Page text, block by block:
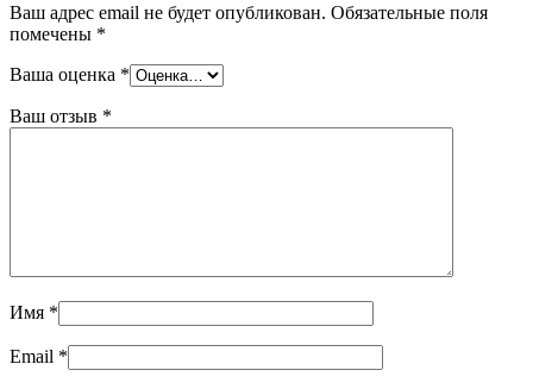
Ваш адрес email не будет опубликован. Обязательные поля
помечены *
Ваша оценка *
Ваш отзыв *
Имя *
Email *